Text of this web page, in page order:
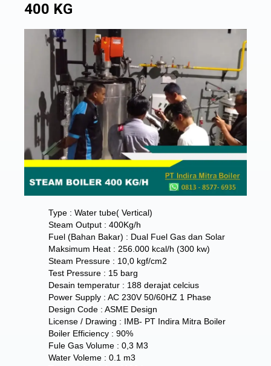
400 KG
Type : Water tube( Vertical)
Steam Output : 400Kg/h
Fuel (Bahan Bakar) : Dual Fuel Gas dan Solar
Maksimum Heat : 256.000 kcal/h (300 kw)
Steam Pressure : 10,0 kgf/cm2
Test Pressure : 15 barg
Desain temperatur : 188 derajat celcius
Power Supply : AC 230V 50/60HZ 1 Phase
Design Code : ASME Design
License / Drawing : IMB- PT Indira Mitra Boiler
Boiler Efficiency : 90%
Fule Gas Volume : 0,3 M3
Water Voleme : 0.1 m3